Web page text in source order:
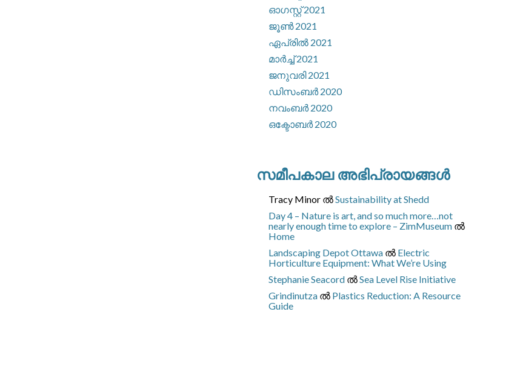
ഓഗസ്റ്റ്‌ 2021
ജൂൺ 2021
ഏപ്രിൽ 2021
മാർച്ച്‌ 2021
ജനുവരി 2021
ഡിസംബർ 2020
നവംബർ 2020
ഒക്ടോബർ 2020
സമീപകാല അഭിപ്രായങ്ങൾ
Tracy Minor ല്‍Sustainability at Shedd
Day 4 – Nature is art, and so much more…not
nearly enough time to explore – ZimMuseum ല്‍
Home
Landscaping Depot Ottawa ല്‍ Electric
Horticulture Equipment: What We’re Using
Stephanie Seacord ല്‍Sea Level Rise Initiative
Grindinutza ല്‍ Plastics Reduction: A Resource
Guide